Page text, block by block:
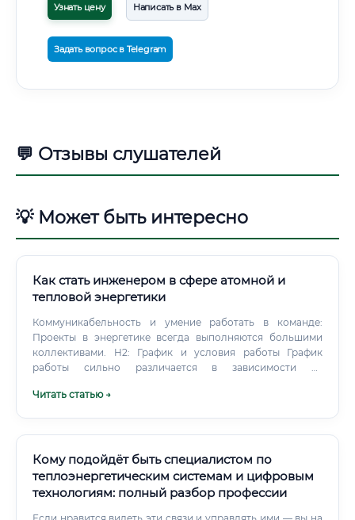
Узнать цену Написать в Max
Задать вопрос в Telegram
💬 Отзывы слушателей
💡 Может быть интересно
Как стать инженером в сфере атомной и
тепловой энергетики
Коммуникабельность и умение работать в команде:
Проекты в энергетике всегда выполняются большими
коллективами. H2: График и условия работы График
работы сильно различается в зависимости от
управляющих компаниях: Как правило, стандартный
Читать статью →
Кому подойдёт быть специалистом по
теплоэнергетическим системам и цифровым
технологиям: полный разбор профессии